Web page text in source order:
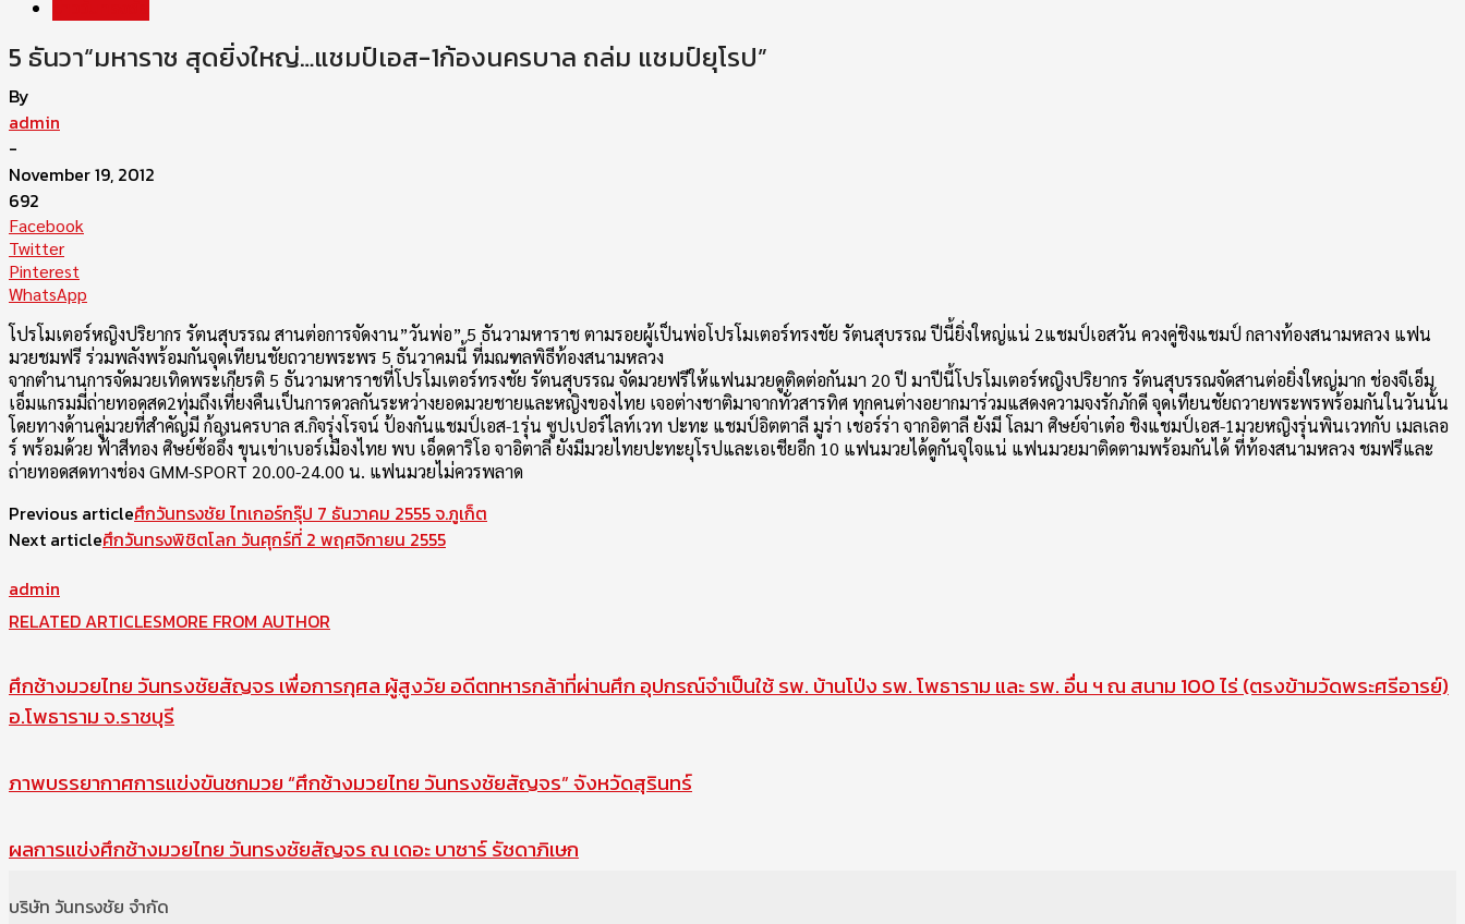
5 ธันวา“มหาราช สุดยิ่งใหญ่…แชมป์เอส-1ก้องนครบาล ถล่ม แชมป์ยุโรป”
By
admin
-
November 19, 2012
692
Facebook
Twitter
Pinterest
WhatsApp
โปรโมเตอร์หญิงปริยากร รัตนสุบรรณ สานต่อการจัดงาน”วันพ่อ” 5 ธันวามหาราช ตามรอยผู้เป็นพ่อโปรโมเตอร์ทรงชัย รัตนสุบรรณ ปีนี้ยิ่งใหญ่แน่ 2แชมป์เอสวัน ควงคู่ชิงแชมป์ กลางท้องสนามหลวง แฟน
มวยชมฟรี ร่วมพลังพร้อมกันจุดเทียนชัยถวายพระพร 5 ธันวาคมนี้ ที่มณฑลพิธีท้องสนามหลวง
จากตำนานการจัดมวยเทิดพระเกียรติ 5 ธันวามหาราชที่โปรโมเตอร์ทรงชัย รัตนสุบรรณ จัดมวยฟรีให้แฟนมวยดูติดต่อกันมา 20 ปี มาปีนี้โปรโมเตอร์หญิงปริยากร รัตนสุบรรณจัดสานต่อยิ่งใหญ่มาก ช่องจีเอ็ม
เอ็มแกรมมี่ถ่ายทอดสด2ทุ่มถึงเที่ยงคืนเป็นการดวลกันระหว่างยอดมวยชายและหญิงของไทย เจอต่างชาติมาจากทั่วสารทิศ ทุกคนต่างอยากมาร่วมแสดงความจงรักภักดี จุดเทียนชัยถวายพระพรพร้อมกันในวันนั้น
โดยทางด้านคู่มวยที่สำคัญมี ก้องนครบาล ส.กิจรุ่งโรจน์ ป้องกันแชมป์เอส-1รุ่น ซูปเปอร์ไลท์เวท ปะทะ แชมป์อิตตาลี มูร่า เชอร์ร่า จากอิตาลี ยังมี โลมา ศิษย์จ่าเต๋อ ชิงแชมป์เอส-1มวยหญิงรุ่นพินเวทกับ เมลเลอ
ร์ พร้อมด้วย ฟ้าสีทอง ศิษย์ซ้ออึ้ง ขุนเข่าเบอร์เมืองไทย พบ เอ็ดดาริโอ จาอิตาลี ยังมีมวยไทยปะทะยุโรปและเอเชียอีก 10 แฟนมวยได้ดูกันจุใจแน่ แฟนมวยมาติดตามพร้อมกันได้ ที่ท้องสนามหลวง ชมฟรีและ
ถ่ายทอดสดทางช่อง GMM-SPORT 20.00-24.00 น. แฟนมวยไม่ควรพลาด
Previous articleศึกวันทรงชัย ไทเกอร์กรุ๊ป 7 ธันวาคม 2555 จ.ภูเก็ต
Next articleศึกวันทรงพิชิตโลก วันศุกร์ที่ 2 พฤศจิกายน 2555
admin
RELATED ARTICLESMORE FROM AUTHOR
ศึกช้างมวยไทย วันทรงชัยสัญจร เพื่อการกุศล ผู้สูงวัย อดีตทหารกล้าที่ผ่านศึก อุปกรณ์จำเป็นใช้ รพ. บ้านโป่ง รพ. โพธาราม และ รพ. อื่น ฯ ณ สนาม 100 ไร่ (ตรงข้ามวัดพระศรีอารย์)
อ.โพธาราม จ.ราชบุรี
ภาพบรรยากาศการแข่งขันชกมวย “ศึกช้างมวยไทย วันทรงชัยสัญจร” จังหวัดสุรินทร์
ผลการแข่งศึกช้างมวยไทย วันทรงชัยสัญจร ณ เดอะ บาซาร์ รัชดาภิเษก
บริษัท วันทรงชัย จำกัด